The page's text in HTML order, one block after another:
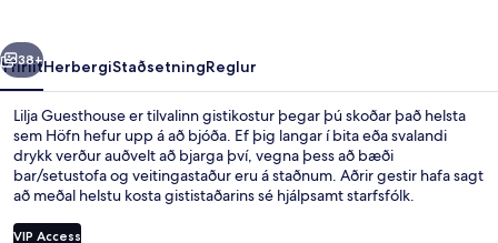
Næsta
38+
YfirlitHerbergiStaðsetningReglur
Lilja Guesthouse er tilvalinn gistikostur þegar þú skoðar það helsta
sem Höfn hefur upp á að bjóða. Ef þig langar í bita eða svalandi
drykk verður auðvelt að bjarga því, vegna þess að bæði
bar/setustofa og veitingastaður eru á staðnum. Aðrir gestir hafa sagt
að meðal helstu kosta gististaðarins sé hjálpsamt starfsfólk.
VIP Access